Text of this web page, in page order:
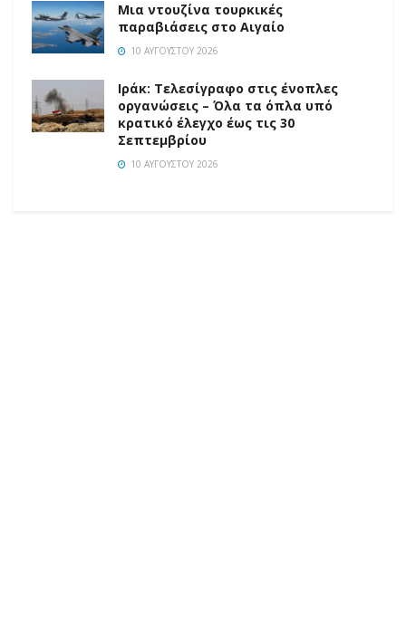
Μια ντουζίνα τουρκικές
παραβιάσεις στο Αιγαίο
10 ΑΥΓΟΎΣΤΟΥ 2026
Ιράκ: Τελεσίγραφο στις ένοπλες
οργανώσεις – Όλα τα όπλα υπό
κρατικό έλεγχο έως τις 30
Σεπτεμβρίου
10 ΑΥΓΟΎΣΤΟΥ 2026